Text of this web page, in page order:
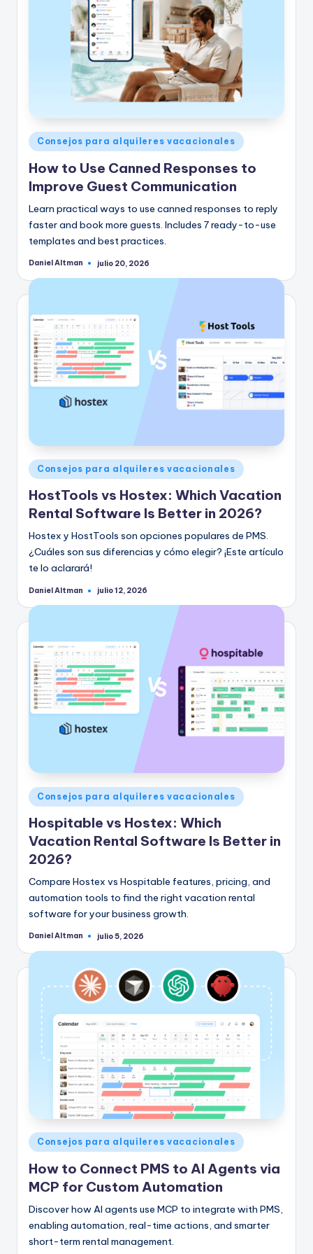
Publicado
en
Consejos para alquileres vacacionales
How to Use Canned Responses to
Improve Guest Communication
Learn practical ways to use canned responses to reply
faster and book more guests. Includes 7 ready-to-use
templates and best practices.
Publicado
Daniel Altman julio 20, 2026
Publicado
en
Consejos para alquileres vacacionales
HostTools vs Hostex: Which Vacation
Rental Software Is Better in 2026?
Hostex y HostTools son opciones populares de PMS.
¿Cuáles son sus diferencias y cómo elegir? ¡Este artículo
te lo aclarará!
Publicado
Daniel Altman julio 12, 2026
Publicado
en
Consejos para alquileres vacacionales
Hospitable vs Hostex: Which
Vacation Rental Software Is Better in
2026?
Compare Hostex vs Hospitable features, pricing, and
automation tools to find the right vacation rental
software for your business growth.
Publicado
Daniel Altman julio 5, 2026
Publicado
en
Consejos para alquileres vacacionales
How to Connect PMS to AI Agents via
MCP for Custom Automation
Discover how AI agents use MCP to integrate with PMS,
enabling automation, real-time actions, and smarter
short-term rental management.